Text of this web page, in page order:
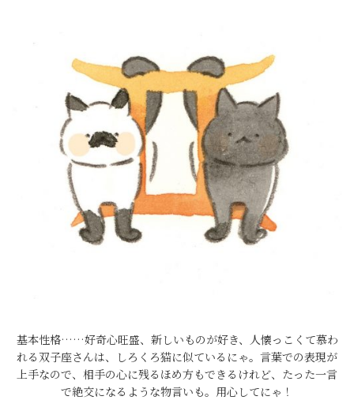
基本性格……好奇心旺盛、新しいものが好き、人懐っこくて慕わ
れる双子座さんは、しろくろ猫に似ているにゃ。言葉での表現が
上手なので、相手の心に残るほめ方もできるけれど、たった一言
で絶交になるような物言いも。用心してにゃ！